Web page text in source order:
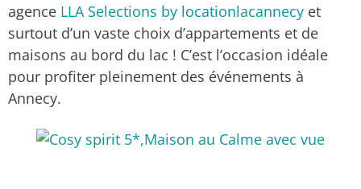
agence LLA Selections by locationlacannecy et
surtout d’un vaste choix d’appartements et de
maisons au bord du lac ! C’est l’occasion idéale
pour profiter pleinement des événements à
Annecy.